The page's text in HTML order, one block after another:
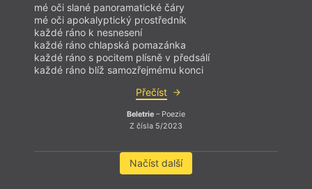
mé oči slané panoramatické čáry
mé oči apokalyptický prostředník
každé ráno k nesnesení
každé ráno chlapská pomazánka
každé ráno s pocitem plísně v předsálí
každé ráno blíž samozřejmému konci
Přečíst
Beletrie – Poezie
Z čísla 5/2023
Načíst další